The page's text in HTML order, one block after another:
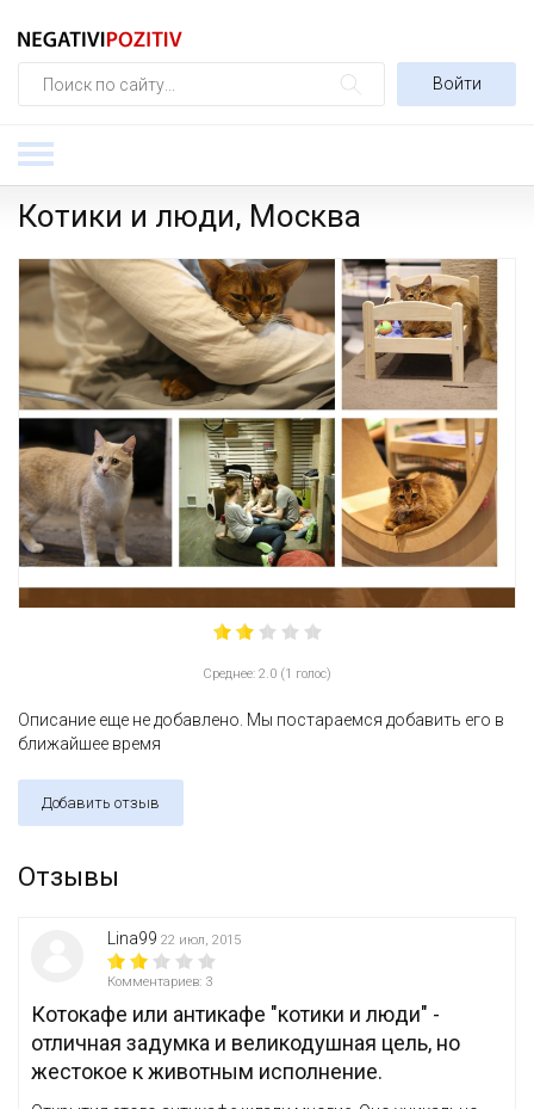
Войти
Котики и люди, Москва
Среднее: 2.0 (1 голос)
Описание еще не добавлено. Мы постараемся добавить его в
ближайшее время
Добавить отзыв
Отзывы
Lina99 22 июл, 2015
Комментариев: 3
Котокафе или антикафе "котики и люди" -
отличная задумка и великодушная цель, но
жестокое к животным исполнение.